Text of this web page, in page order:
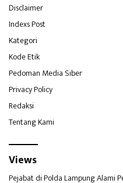
Disclaimer
Indexs Post
Kategori
Kode Etik
Pedoman Media Siber
Privacy Policy
Redaksi
Tentang Kami
Views
Pejabat di Polda Lampung Alami